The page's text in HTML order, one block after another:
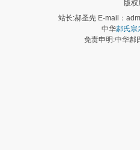
版权
站长:郝圣先 E-mail：
中华郝氏宗
免责申明:中华郝